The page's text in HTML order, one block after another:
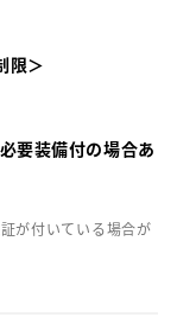
限＞
要装備付の場合あ
が付いている場合が